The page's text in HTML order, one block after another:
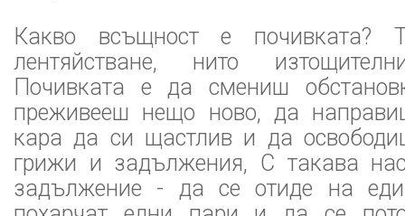
Какво всъщност е
лентяйстване, нито
Почивката е да смениш
преживееш нещо ново, да
кара да си щастлив и да
грижи и задължения, С такава
задължение - да се отиде на